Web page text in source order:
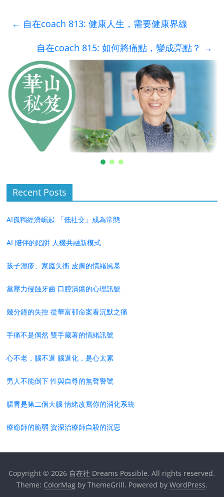
← 自在coach 813: 健康人生，需要健康界線
自在coach 815: 如何將痛點，變成亮點？ →
Recent Posts
AI孤獨經濟崛起 「低社交」成為常態
AI 陪伴的陷阱 人機共融新模式
孩子濕疹、家庭失衡 皮膚的情緒風暴
當壓力侵蝕牙齒 口腔潰瘍的心理訊號
幾分鐘的失控 從華富邨命案看沉默之痛
手痛不是偶然 雙手藏著的情緒訊號
心不老，腦不退 腦退化，是心太累
男人不能倒下 性與自尊的無聲警號
腸胃是第二個大腦 情緒改寫你的消化系統
療癒師的脆弱 資深治療師自殺的沉思
Copyright © 2026 自在社 Dreams Possible. All rights reserved.
Theme: ColorMagby ThemeGrill. Powered by WordPress.